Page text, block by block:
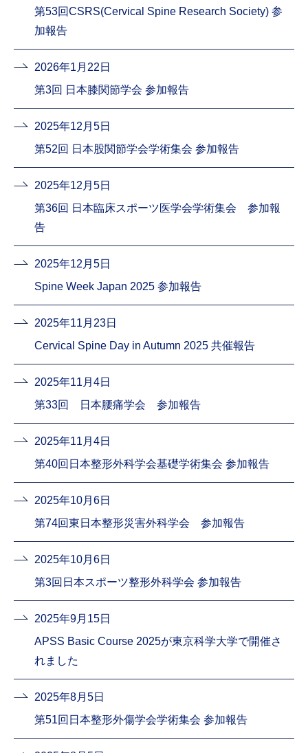
第53回CSRS(Cervical Spine Research Society) 参
加報告
2026年1月22日
第3回 日本膝関節学会 参加報告
2025年12月5日
第52回 日本股関節学会学術集会 参加報告
2025年12月5日
第36回 日本臨床スポーツ医学会学術集会 参加報
告
2025年12月5日
Spine Week Japan 2025 参加報告
2025年11月23日
Cervical Spine Day in Autumn 2025 共催報告
2025年11月4日
第33回 日本腰痛学会 参加報告
2025年11月4日
第40回日本整形外科学会基礎学術集会 参加報告
2025年10月6日
第74回東日本整形災害外科学会 参加報告
2025年10月6日
第3回日本スポーツ整形外科学会 参加報告
2025年9月15日
APSS Basic Course 2025が東京科学大学で開催さ
れました
2025年8月5日
第51回日本整形外傷学会学術集会 参加報告